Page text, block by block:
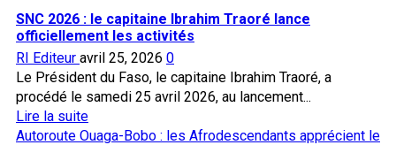
condamne
les
attaques
terroristes
du
25
avril
SNC 2026 : le capitaine Ibrahim Traoré lance
officiellement les activités
RI Editeur avril 25, 2026 0
Le Président du Faso, le capitaine Ibrahim Traoré, a
procédé le samedi 25 avril 2026, au lancement...
Lire la suiteEn
savoir
Autoroute Ouaga-Bobo : les Afrodescendants apprécient le